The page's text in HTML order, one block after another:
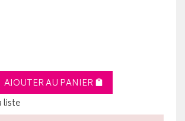
AJOUTER AU PANIER
liste